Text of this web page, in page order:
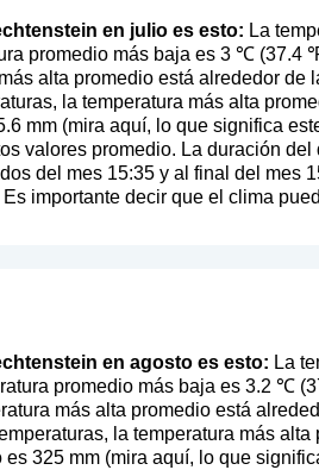
en julio es esto: La
promedio más baja es 3 ℃ (37.4
alta promedio está alrededor
la temperatura más alta
mm (mira aquí, lo que significa
valores promedio. La duración
del mes 15:35 y al final del mes
importante decir que el clima
en agosto es esto: La
promedio más baja es 3.2 ℃
más alta promedio está
la temperatura más
325 mm (mira aquí, lo que